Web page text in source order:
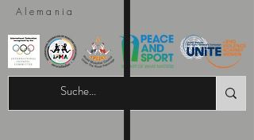
Alemania